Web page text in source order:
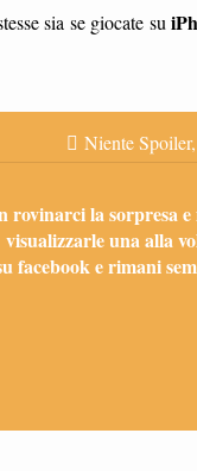
sia se giocate su
Niente
rovinarci la sorpresa
visualizzarle una alla
facebook e rimani